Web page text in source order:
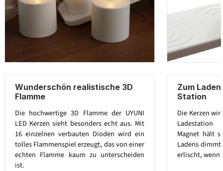
Wunderschön realistische 3D
Flamme
Die hochwertige 3D Flamme der UYUNI
LED Kerzen sieht besonders echt aus. Mit
16 einzelnen verbauten Dioden wird ein
tolles Flammenspiel erzeugt, das von einer
echten Flamme kaum zu unterscheiden
ist.
Zum
Station
Die Kerzen
Ladestation
Magnet hält
Ladens
erlischt, wenn